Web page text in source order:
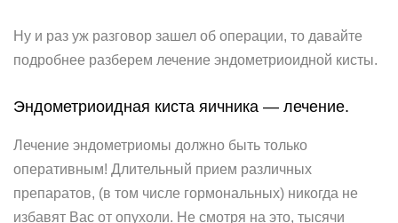
Ну и раз уж разговор зашел об операции, то давайте
подробнее разберем лечение эндометриоидной кисты.
Эндометриоидная киста яичника — лечение.
Лечение эндометриомы должно быть только
оперативным! Длительный прием различных
препаратов, (в том числе гормональных) никогда не
избавят Вас от опухоли. Не смотря на это, тысячи